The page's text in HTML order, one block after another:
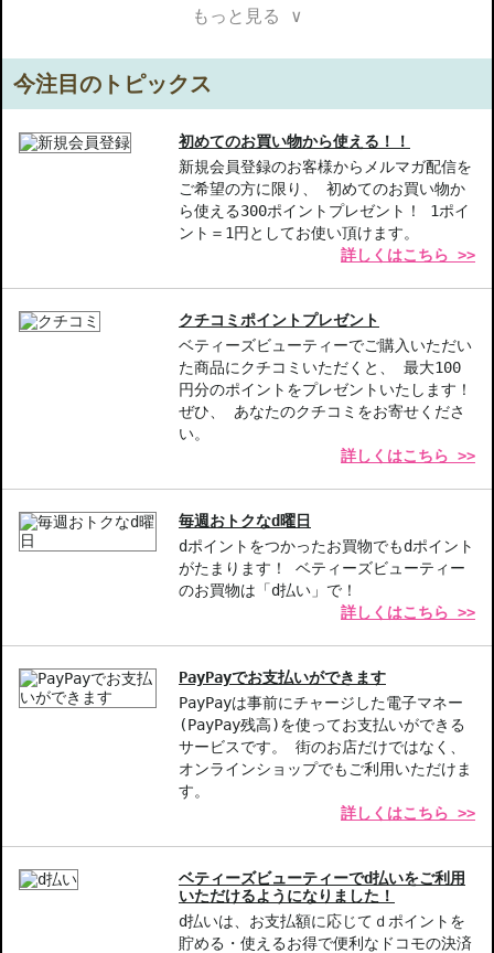
の乾きを素早く満たし、乾燥にも年齢にも負けない、美肌の土壌を
フレッシュでベルベットのようにやわらかい感触。
肌を満たします。
特長1-＊24時間集中保湿効果＊:ゲランの独自技術により、長時間
肌を潤し続けます。
特長2-＊浸透力の高いテクスチャー＊:ベルベットのようなやわら
かい感触が肌に心地よく浸透します。
特長3-＊水分の質を向上＊:肌内部の水分を浄化し、質の高い潤い
【こんな方へおすすめ】
商品番号：11313045
もっと見る ∨
今注目のトピックス
初めてのお買い物から使える！！
新規会員登録のお客様からメルマガ配信を
ご希望の方に限り、 初めてのお買い物か
ら使える300ポイントプレゼント！ 1ポイ
ント＝1円としてお使い頂けます。
詳しくはこちら >>
クチコミポイントプレゼント
ベティーズビューティーでご購入いただい
た商品にクチコミいただくと、 最大100
円分のポイントをプレゼントいたします！
ぜひ、 あなたのクチコミをお寄せくださ
い。
詳しくはこちら >>
毎週おトクなd曜日
dポイントをつかったお買物でもdポイント
がたまります！ ベティーズビューティー
のお買物は「d払い」で！
詳しくはこちら >>
PayPayでお支払いができます
PayPayは事前にチャージした電子マネー
(PayPay残高)を使ってお支払いができる
サービスです。 街のお店だけではなく、
オンラインショップでもご利用いただけま
す。
詳しくはこちら >>
ベティーズビューティーでd払いをご利用
いただけるようになりました！
d払いは、お支払額に応じてｄポイントを
貯める・使えるお得で便利なドコモの決済